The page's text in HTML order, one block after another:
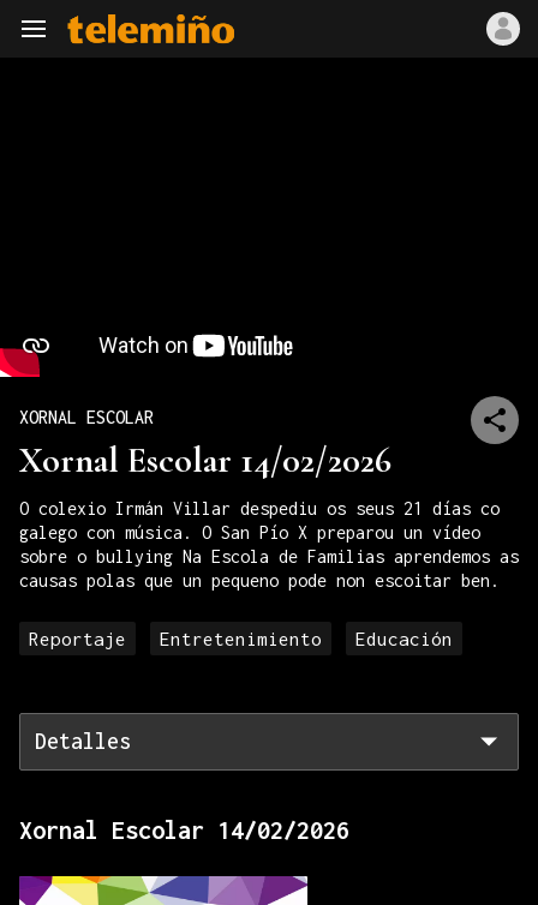
Navegación
XORNAL ESCOLAR
Xornal Escolar 14/02/2026
O colexio Irmán Villar despediu os seus 21 días co
galego con música. O San Pío X preparou un vídeo
sobre o bullying Na Escola de Familias aprendemos as
causas polas que un pequeno pode non escoitar ben.
Reportaje Entretenimiento Educación
Detalles
Xornal Escolar 14/02/2026